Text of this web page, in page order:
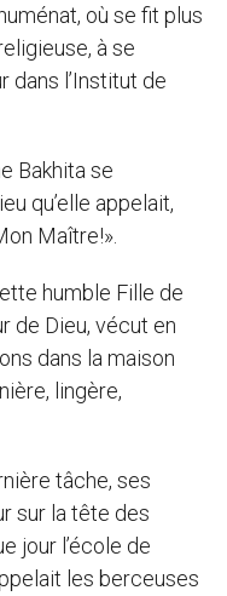
où se fit plus
à se
dans l’Institut de
Bakhita se
qu’elle appelait,
Maître!».
humble Fille de
de Dieu, vécut en
dans la maison
lingère,
tâche, ses
sur la tête des
jour l’école de
les berceuses